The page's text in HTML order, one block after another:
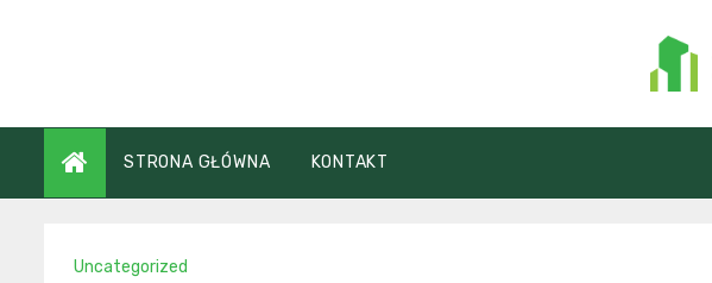
STRONA GŁÓWNA KONTAKT
Uncategorized